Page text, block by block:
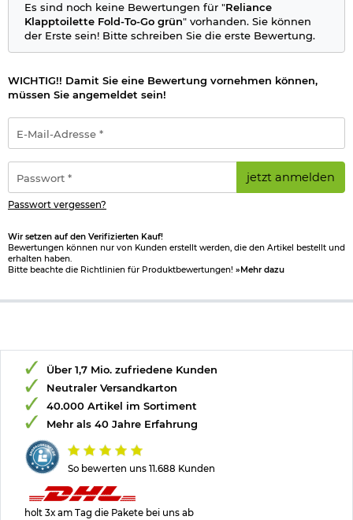
Es sind noch keine Bewertungen für "Reliance
Klapptoilette Fold-To-Go grün" vorhanden. Sie können
der Erste sein! Bitte schreiben Sie die erste Bewertung.
WICHTIG!! Damit Sie eine Bewertung vornehmen können,
müssen Sie angemeldet sein!
Mail-
Adresse
*
jetzt anmelden
Passwort vergessen?
Wir setzen auf den Verifizierten Kauf!
Bewertungen können nur von Kunden erstellt werden, die den Artikel bestellt und
erhalten haben.
Bitte beachte die Richtlinien für Produktbewertungen! »Mehr dazu
So bewerten uns 11.688 Kunden
Über 1,7 Mio. zufriedene Kunden
Neutraler Versandkarton
40.000 Artikel im Sortiment
Mehr als 40 Jahre Erfahrung
holt 3x am Tag die Pakete bei uns ab